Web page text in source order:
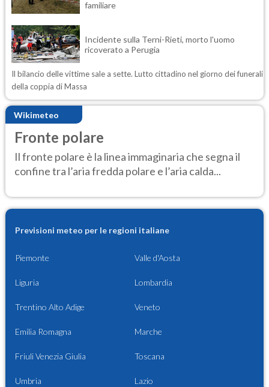
familiare
Incidente sulla Terni-Rieti, morto l'uomo
ricoverato a Perugia
Il bilancio delle vittime sale a sette. Lutto cittadino nel giorno dei funerali
della coppia di Massa
Wikimeteo
Fronte polare
Il fronte polare è la linea immaginaria che segna il
confine tra l’aria fredda polare e l’aria calda...
Previsioni meteo per le regioni italiane
Piemonte Valle d'Aosta
Liguria Lombardia
Trentino Alto Adige Veneto
Emilia Romagna Marche
Friuli Venezia Giulia Toscana
Umbria Lazio